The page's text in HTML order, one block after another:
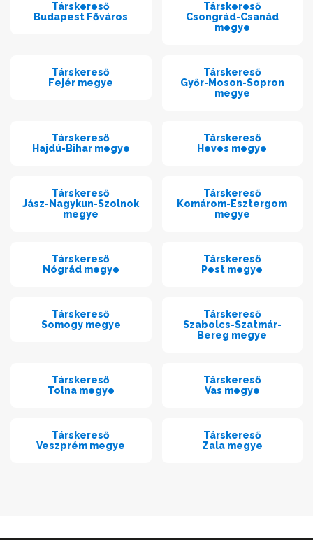
Társkereső
Budapest Főváros
Társkereső
Csongrád-Csanád
megye
Társkereső
Fejér megye
Társkereső
Győr-Moson-Sopron
megye
Társkereső
Hajdú-Bihar megye
Társkereső
Heves megye
Társkereső
Jász-Nagykun-Szolnok
megye
Társkereső
Komárom-Esztergom
megye
Társkereső
Nógrád megye
Társkereső
Pest megye
Társkereső
Somogy megye
Társkereső
Szabolcs-Szatmár-
Bereg megye
Társkereső
Tolna megye
Társkereső
Vas megye
Társkereső
Veszprém megye
Társkereső
Zala megye